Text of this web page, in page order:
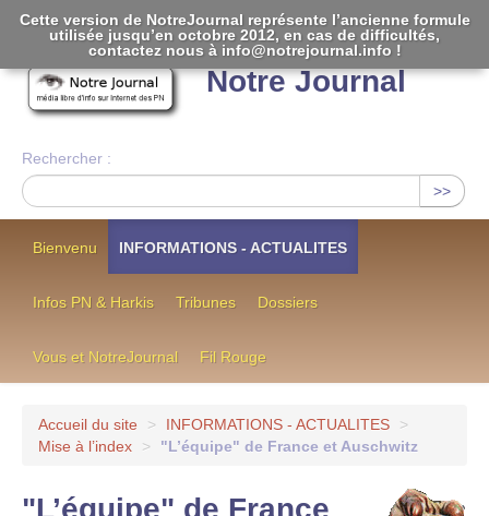
Notre Journal
Rechercher :
>>
Bienvenu INFORMATIONS - ACTUALITES
Infos PN & Harkis Tribunes Dossiers
Vous et NotreJournal Fil Rouge
Accueil du site > INFORMATIONS - ACTUALITES
>
Mise à l’index
> "L’équipe" de France et Auschwitz
"L’équipe" de France
Cette version de NotreJournal représente l’ancienne formule
utilisée jusqu’en octobre 2012, en cas de difficultés,
contactez nous à info@notrejournal.info !